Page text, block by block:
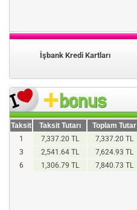
İşbank Kredi Kartları
Taksit Taksit Tutarı
Toplam Tutar
1
7,337.20 TL
7,337.20 TL
3
2,541.64 TL
7,624.93 TL
6
1,306.79 TL 7,840.73 TL